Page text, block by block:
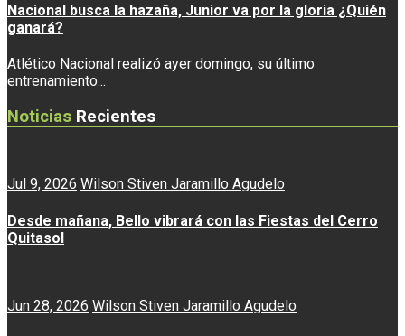
Nacional busca la hazaña, Junior va por la gloria ¿Quién
ganará?
Atlético Nacional realizó ayer domingo, su último
entrenamiento...
Noticias Recientes
Jul 9, 2026 Wilson Stiven Jaramillo Agudelo
Desde mañana, Bello vibrará con las Fiestas del Cerro
Quitasol
Jun 28, 2026 Wilson Stiven Jaramillo Agudelo